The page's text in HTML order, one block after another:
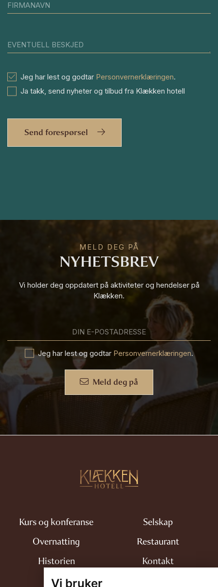
Vi bruker
FIRMANAVN
EVENTUELL BESKJED
Jeg har lest og godtar Personvernerklæringen.
Ja takk, send nyheter og tilbud fra Klækken hotell
Send forespørsel
MELD DEG PÅ
NYHETSBREV
Vi holder deg oppdatert på aktiviteter og hendelser på
Klækken.
DIN E-POSTADRESSE
Jeg har lest og godtar Personvernerklæringen.
Meld deg på
Kurs og konferanse
Selskap
Overnatting
Restaurant
Historien
Kontakt